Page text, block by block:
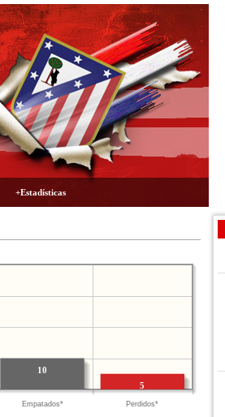
+Estadísticas
Empatados* Perdidos*
5
10